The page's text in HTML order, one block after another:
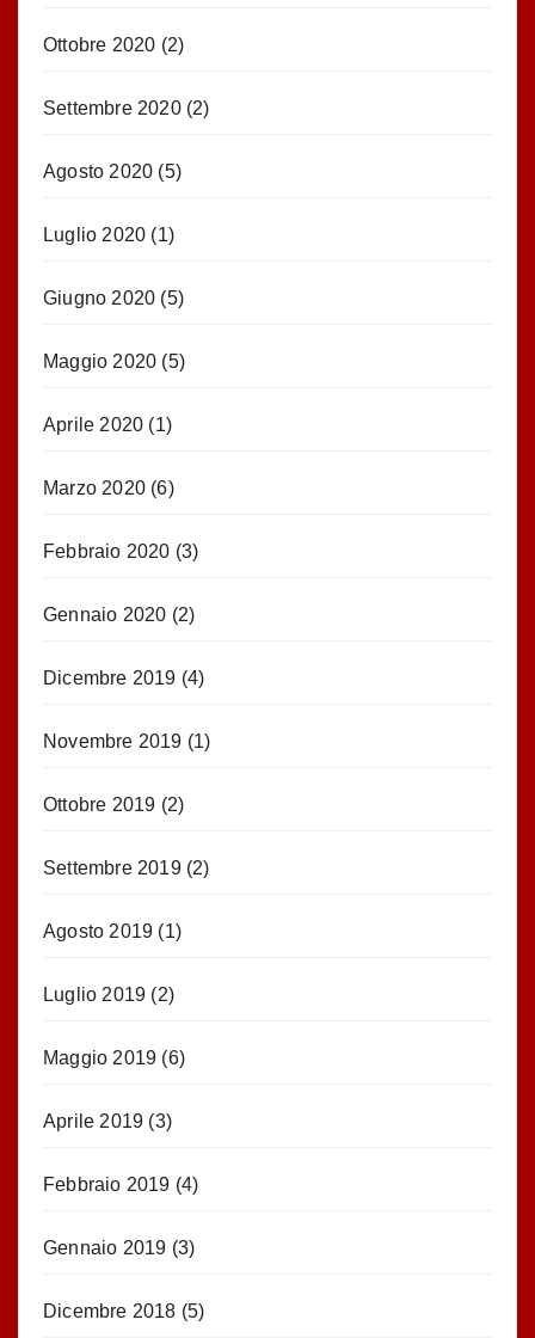
Ottobre 2020 (2)
Settembre 2020(2)
Agosto 2020 (5)
Luglio 2020 (1)
Giugno 2020 (5)
Maggio 2020 (5)
Aprile 2020 (1)
Marzo 2020 (6)
Febbraio 2020 (3)
Gennaio 2020 (2)
Dicembre 2019 (4)
Novembre 2019 (1)
Ottobre 2019 (2)
Settembre 2019(2)
Agosto 2019 (1)
Luglio 2019 (2)
Maggio 2019 (6)
Aprile 2019 (3)
Febbraio 2019 (4)
Gennaio 2019 (3)
Dicembre 2018 (5)